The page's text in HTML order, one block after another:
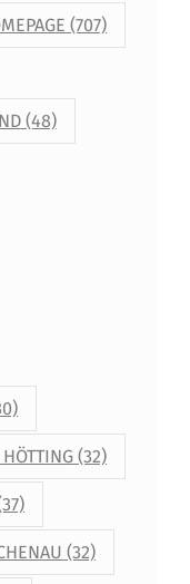
(707)
(48)
HÖTTING (32)
(32)